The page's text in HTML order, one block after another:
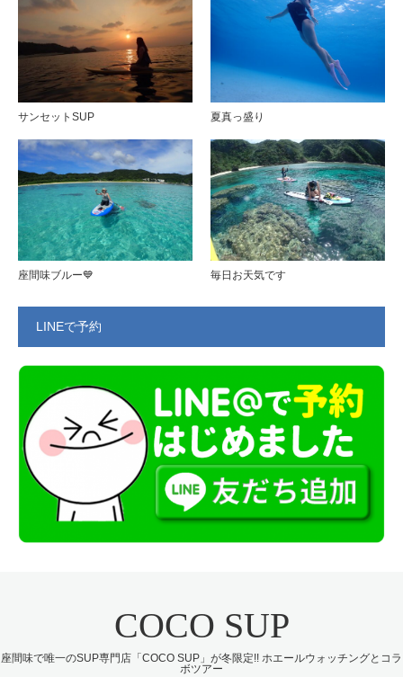
サンセットSUP 夏真っ盛り
座間味ブルー💙 毎日お天気です
LINEで予約
COCO SUP
座間味で唯一のSUP専門店「COCO SUP」が冬限定!! ホエールウォッチングとコラ
ボツアー